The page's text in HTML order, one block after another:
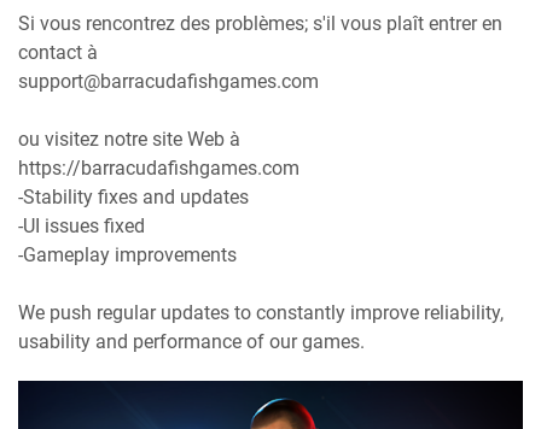
Si vous rencontrez des problèmes; s'il vous plaît entrer en
contact à
support@barracudafishgames.com
ou visitez notre site Web à
https://barracudafishgames.com
-Stability fixes and updates
-UI issues fixed
-Gameplay improvements
We push regular updates to constantly improve reliability,
usability and performance of our games.